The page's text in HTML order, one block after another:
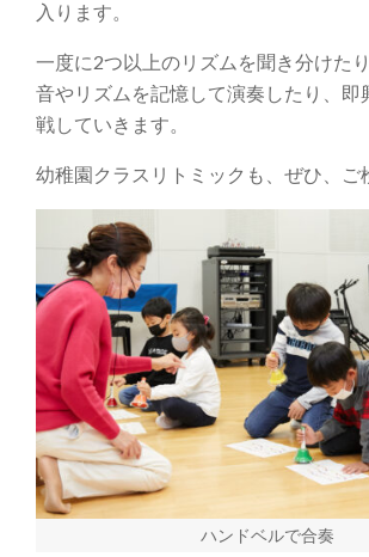
入ります。
一度に2つ以上のリズムを聞き分けた
音やリズムを記憶して演奏したり、即
戦していきます。
幼稚園クラスリトミックも、ぜひ、ご
ハンドベルで合奏